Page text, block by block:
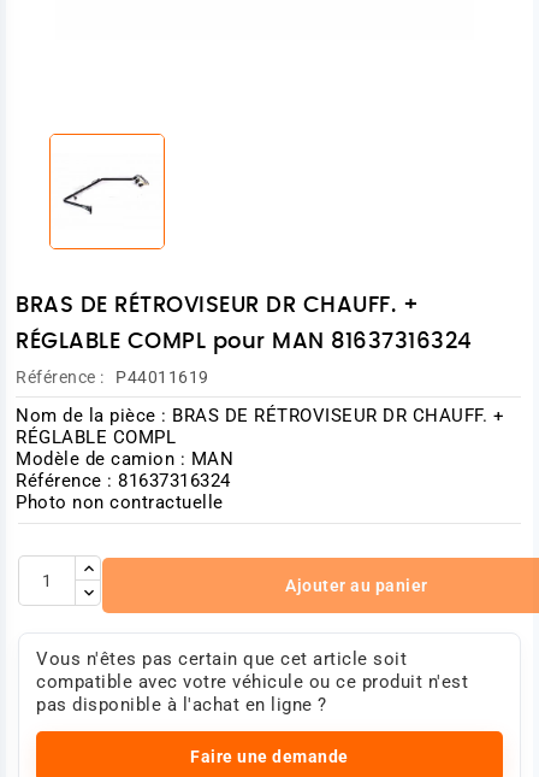
BRAS DE RÉTROVISEUR DR CHAUFF. +
RÉGLABLE COMPL pour MAN 81637316324
Référence : P44011619
Nom de la pièce : BRAS DE RÉTROVISEUR DR CHAUFF. +
RÉGLABLE COMPL
Modèle de camion : MAN
Référence : 81637316324
Photo non contractuelle
Ajouter au panier
Vous n'êtes pas certain que cet article soit
compatible avec votre véhicule ou ce produit n'est
pas disponible à l'achat en ligne ?
Faire une demande